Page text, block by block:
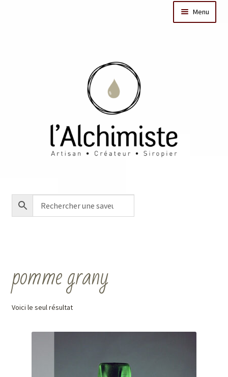
Menu
Acheter en ligne
Contact
pomme grany
Voici le seul résultat